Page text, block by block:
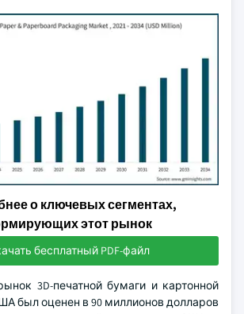
о ключевых сегментах,
этот рынок
бесплатный PDF-файл
3D-печатной бумаги и картонной
был оценен в 90 миллионов долларов